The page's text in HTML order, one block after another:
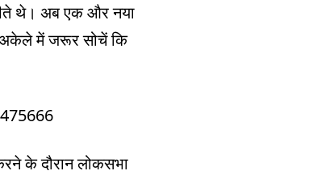
थे। अब एक और नया
अकेले में जरूर सोचें कि
के दौरान लोकसभा